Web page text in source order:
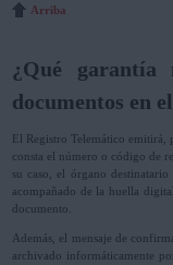
Arriba
¿Qué garantía
documentos en
El Registro Telemático
consta el número o código de
su caso, el órgano
acompañado de la huella
documento.
Además, el mensaje de
archivado informáticamente